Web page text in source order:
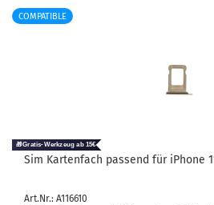
COMPATIBLE
Sim Kar­ten­fach pas­send für iPho­ne
Art.Nr.: A116610